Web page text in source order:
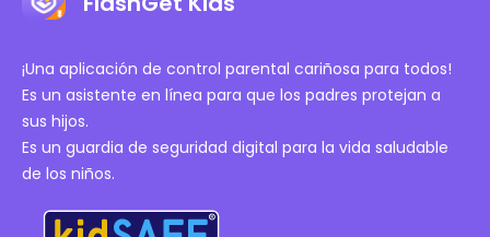
¡Una aplicación de control parental cariñosa para todos!
Es un asistente en línea para que los padres protejan a
sus hijos.
Es un guardia de seguridad digital para la vida saludable
de los niños.